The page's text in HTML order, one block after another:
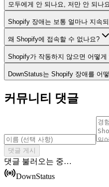
모두에게 안 되나요, 저만 안 되나
Shopify 장애는 보통 얼마나 지속
왜 Shopify에 접속할 수 없나요?
Shopify가 작동하지 않으면 어떻게
DownStatus는 Shopify 장애를 어
커뮤니티 댓글
댓글 게시
댓글 불러오는 중…
DownStatus